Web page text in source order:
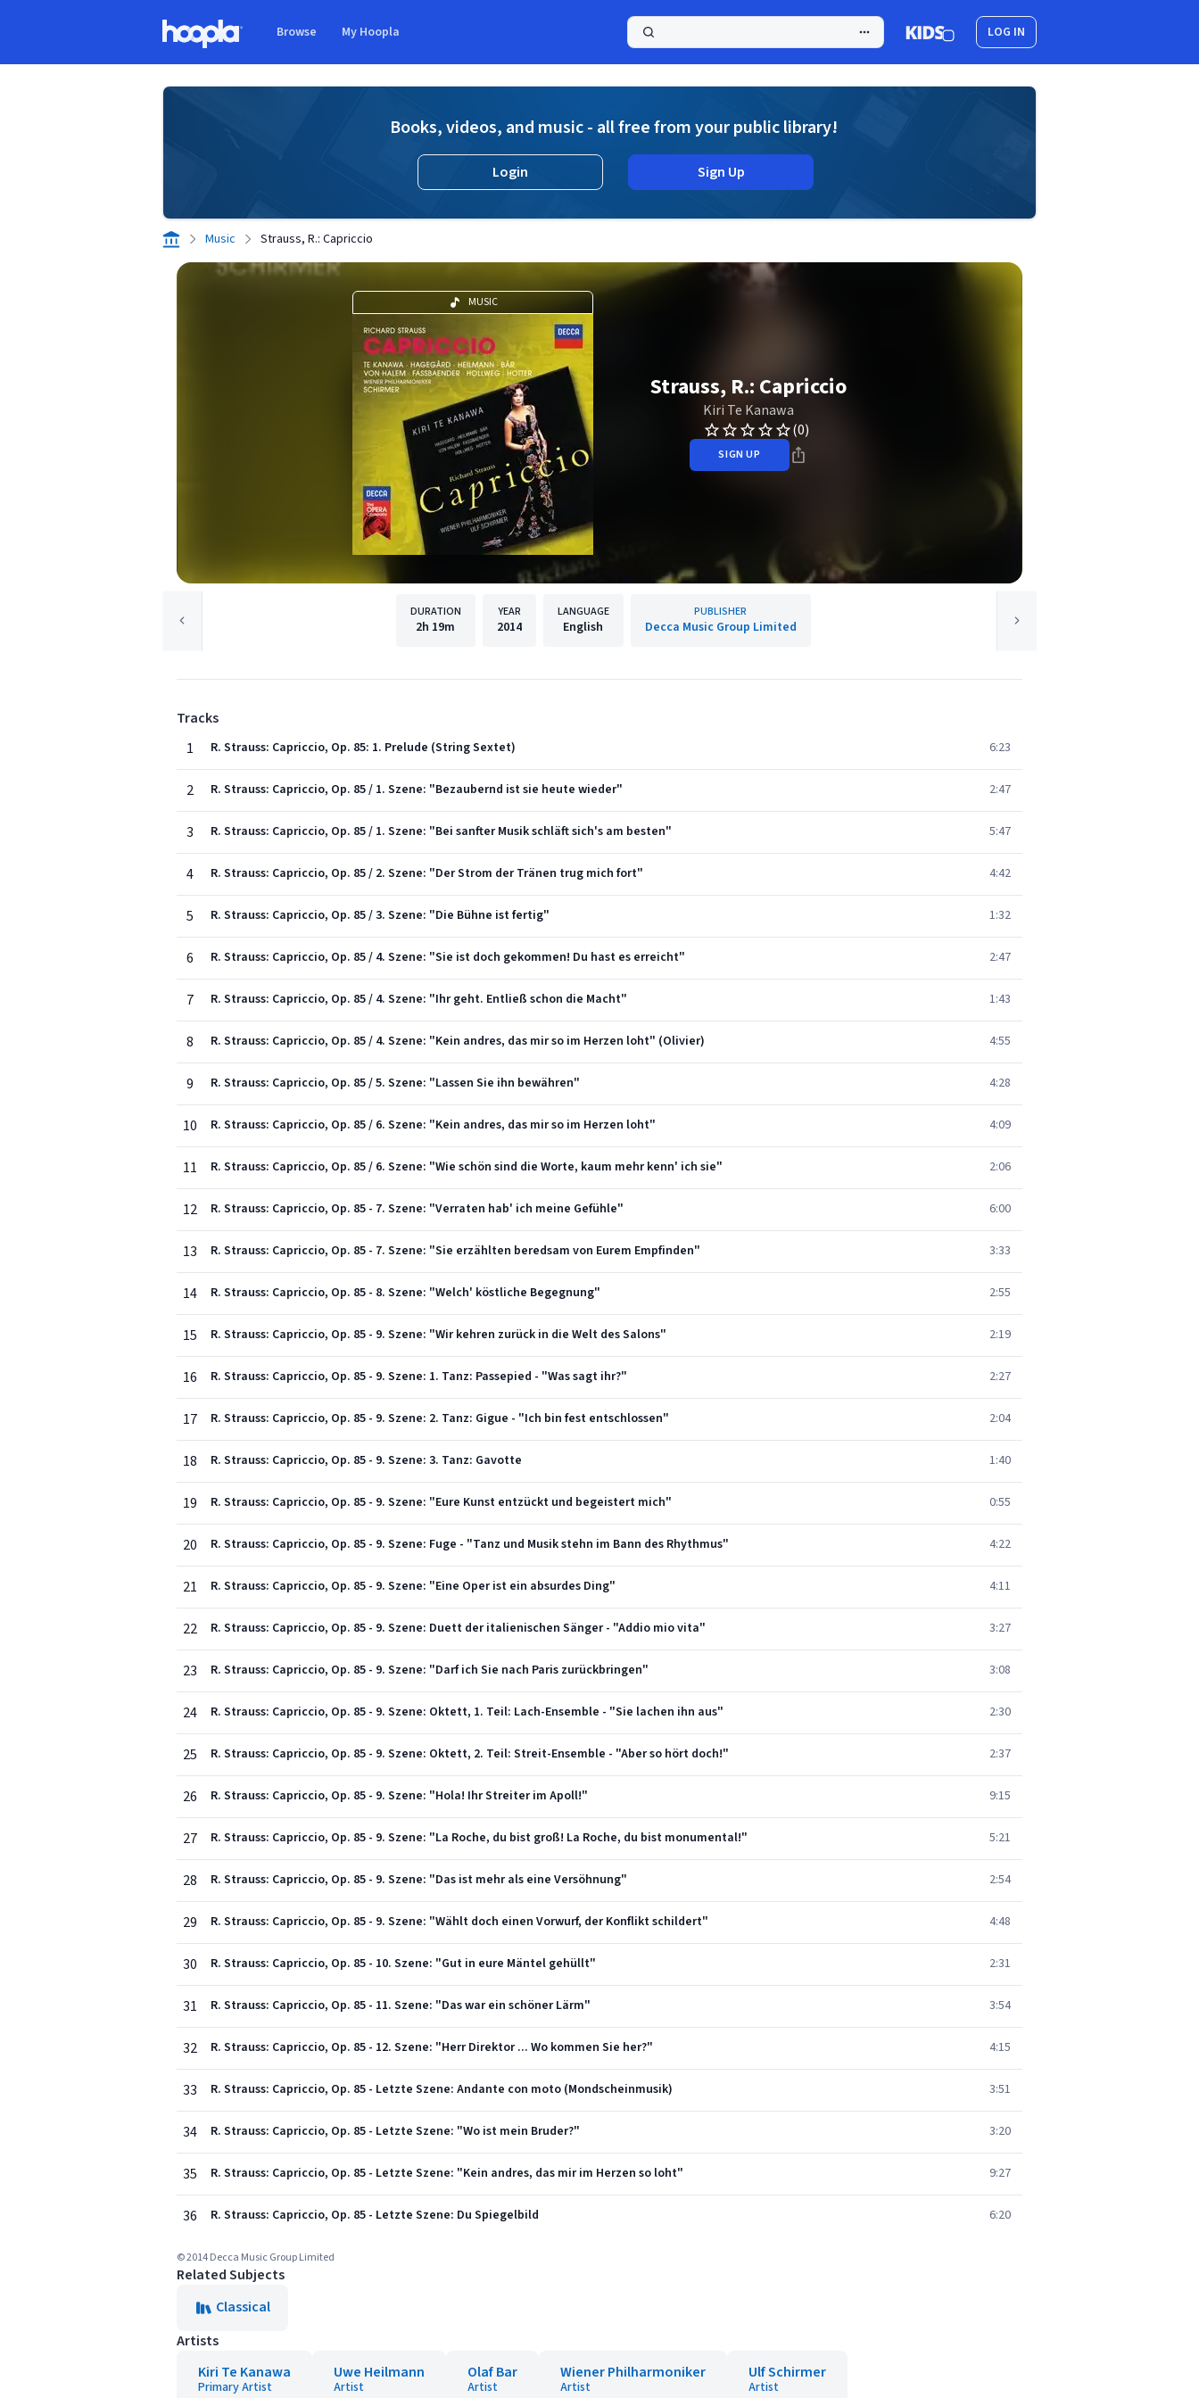
Browse My Hoopla LOG IN
Books, videos, and music - all free from your public library!
Login Sign Up
Music Strauss, R.: Capriccio
MUSIC
Strauss, R.: Capriccio
Kiri Te Kanawa
(0)
SIGN UP
DURATION
2h 19m
YEAR
2014
LANGUAGE
English
PUBLISHER
Decca Music Group Limited
Tracks
1
R. Strauss: Capriccio, Op. 85: 1. Prelude (String Sextet) 6:23
2 R. Strauss: Capriccio, Op. 85 / 1. Szene: "Bezaubernd ist sie heute wieder" 2:47
3 R. Strauss: Capriccio, Op. 85 / 1. Szene: "Bei sanfter Musik schläft sich's am besten" 5:47
4 R. Strauss: Capriccio, Op. 85 / 2. Szene: "Der Strom der Tränen trug mich fort" 4:42
5 R. Strauss: Capriccio, Op. 85 / 3. Szene: "Die Bühne ist fertig" 1:32
6 R. Strauss: Capriccio, Op. 85 / 4. Szene: "Sie ist doch gekommen! Du hast es erreicht" 2:47
7 R. Strauss: Capriccio, Op. 85 / 4. Szene: "Ihr geht. Entließ schon die Macht" 1:43
8 R. Strauss: Capriccio, Op. 85 / 4. Szene: "Kein andres, das mir so im Herzen loht" (Olivier) 4:55
9 R. Strauss: Capriccio, Op. 85 / 5. Szene: "Lassen Sie ihn bewähren" 4:28
10 R. Strauss: Capriccio, Op. 85 / 6. Szene: "Kein andres, das mir so im Herzen loht" 4:09
11 R. Strauss: Capriccio, Op. 85 / 6. Szene: "Wie schön sind die Worte, kaum mehr kenn' ich sie" 2:06
12 R. Strauss: Capriccio, Op. 85 - 7. Szene: "Verraten hab' ich meine Gefühle" 6:00
13 R. Strauss: Capriccio, Op. 85 - 7. Szene: "Sie erzählten beredsam von Eurem Empfinden" 3:33
14 R. Strauss: Capriccio, Op. 85 - 8. Szene: "Welch' köstliche Begegnung" 2:55
15 R. Strauss: Capriccio, Op. 85 - 9. Szene: "Wir kehren zurück in die Welt des Salons" 2:19
16 R. Strauss: Capriccio, Op. 85 - 9. Szene: 1. Tanz: Passepied - "Was sagt ihr?" 2:27
17 R. Strauss: Capriccio, Op. 85 - 9. Szene: 2. Tanz: Gigue - "Ich bin fest entschlossen" 2:04
18 R. Strauss: Capriccio, Op. 85 - 9. Szene: 3. Tanz: Gavotte 1:40
19 R. Strauss: Capriccio, Op. 85 - 9. Szene: "Eure Kunst entzückt und begeistert mich" 0:55
20 R. Strauss: Capriccio, Op. 85 - 9. Szene: Fuge - "Tanz und Musik stehn im Bann des Rhythmus" 4:22
21 R. Strauss: Capriccio, Op. 85 - 9. Szene: "Eine Oper ist ein absurdes Ding" 4:11
22 R. Strauss: Capriccio, Op. 85 - 9. Szene: Duett der italienischen Sänger - "Addio mio vita" 3:27
23 R. Strauss: Capriccio, Op. 85 - 9. Szene: "Darf ich Sie nach Paris zurückbringen" 3:08
24 R. Strauss: Capriccio, Op. 85 - 9. Szene: Oktett, 1. Teil: Lach-Ensemble - "Sie lachen ihn aus" 2:30
25 R. Strauss: Capriccio, Op. 85 - 9. Szene: Oktett, 2. Teil: Streit-Ensemble - "Aber so hört doch!" 2:37
26 R. Strauss: Capriccio, Op. 85 - 9. Szene: "Hola! Ihr Streiter im Apoll!" 9:15
27 R. Strauss: Capriccio, Op. 85 - 9. Szene: "La Roche, du bist groß! La Roche, du bist monumental!" 5:21
28 R. Strauss: Capriccio, Op. 85 - 9. Szene: "Das ist mehr als eine Versöhnung" 2:54
29 R. Strauss: Capriccio, Op. 85 - 9. Szene: "Wählt doch einen Vorwurf, der Konflikt schildert" 4:48
30 R. Strauss: Capriccio, Op. 85 - 10. Szene: "Gut in eure Mäntel gehüllt" 2:31
31 R. Strauss: Capriccio, Op. 85 - 11. Szene: "Das war ein schöner Lärm" 3:54
32 R. Strauss: Capriccio, Op. 85 - 12. Szene: "Herr Direktor ... Wo kommen Sie her?" 4:15
33 R. Strauss: Capriccio, Op. 85 - Letzte Szene: Andante con moto (Mondscheinmusik) 3:51
34 R. Strauss: Capriccio, Op. 85 - Letzte Szene: "Wo ist mein Bruder?" 3:20
35 R. Strauss: Capriccio, Op. 85 - Letzte Szene: "Kein andres, das mir im Herzen so loht" 9:27
36 R. Strauss: Capriccio, Op. 85 - Letzte Szene: Du Spiegelbild 6:20
© 2014 Decca Music Group Limited
Related Subjects
Classical
Artists
Kiri Te Kanawa
Primary Artist
Uwe Heilmann
Artist
Olaf Bar
Artist
Wiener Philharmoniker
Artist
Ulf Schirmer
Artist